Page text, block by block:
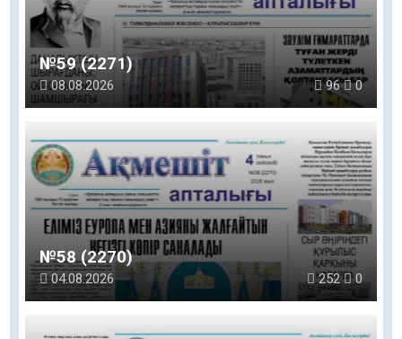
№59 (2271)
08.08.2026 96 0
№58 (2270)
04.08.2026 252 0